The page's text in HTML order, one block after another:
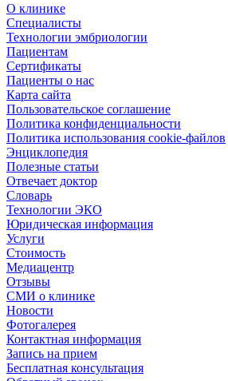
О клинике
Специалисты
Технологии эмбриологии
Пациентам
Сертификаты
Пациенты о нас
Карта сайта
Пользовательское соглашение
Политика конфиденциальности
Политика использования cookie-файлов
Энциклопедия
Полезные статьи
Отвечает доктор
Словарь
Технологии ЭКО
Юридическая информация
Услуги
Стоимость
Медиацентр
Отзывы
СМИ о клинике
Новости
Фотогалерея
Контактная информация
Запись на прием
Бесплатная консультация